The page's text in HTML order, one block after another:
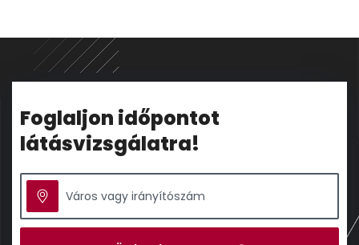
Foglaljon időpontot
látásvizsgálatra!